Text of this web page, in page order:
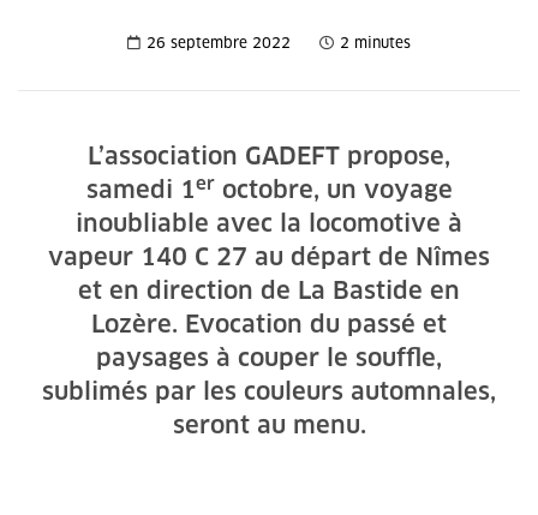
26 septembre 2022 2 minutes
L’association GADEFT propose,
samedi 1eroctobre, un voyage
inoubliable avec la locomotive à
vapeur 140 C 27 au départ de Nîmes
et en direction de La Bastide en
Lozère. Evocation du passé et
paysages à couper le souffle,
sublimés par les couleurs automnales,
seront au menu.